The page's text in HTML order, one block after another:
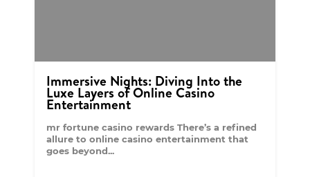
Immersive Nights: Diving Into the
Luxe Layers of Online Casino
Entertainment
mr fortune casino rewards There’s a refined
allure to online casino entertainment that
goes beyond...